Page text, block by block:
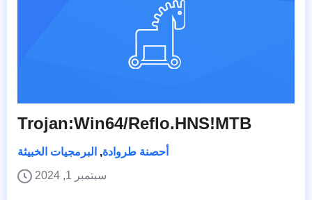
Trojan:Win64/Reflo.HNS!MTB
أحصنة طروادة, البرمجيات الخبيثة
سبتمبر 1, 2024